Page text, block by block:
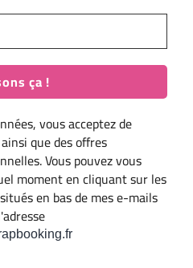
vous acceptez de
que des offres
Vous pouvez vous
moment en cliquant sur les
en bas de mes e-mails